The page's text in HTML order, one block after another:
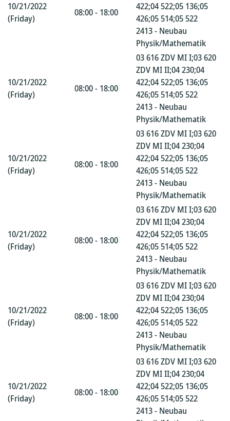
10/21/2022
(Friday)
08:00 - 18:00
422;04 522;05 136;05
426;05 514;05 522
2413 - Neubau
Physik/Mathematik
10/21/2022
(Friday)
08:00 - 18:00
03 616 ZDV MI I;03 620
ZDV MI II;04 230;04
422;04 522;05 136;05
426;05 514;05 522
2413 - Neubau
Physik/Mathematik
10/21/2022
(Friday)
08:00 - 18:00
03 616 ZDV MI I;03 620
ZDV MI II;04 230;04
422;04 522;05 136;05
426;05 514;05 522
2413 - Neubau
Physik/Mathematik
10/21/2022
(Friday)
08:00 - 18:00
03 616 ZDV MI I;03 620
ZDV MI II;04 230;04
422;04 522;05 136;05
426;05 514;05 522
2413 - Neubau
Physik/Mathematik
10/21/2022
(Friday)
08:00 - 18:00
03 616 ZDV MI I;03 620
ZDV MI II;04 230;04
422;04 522;05 136;05
426;05 514;05 522
2413 - Neubau
Physik/Mathematik
10/21/2022
(Friday)
08:00 - 18:00
03 616 ZDV MI I;03 620
ZDV MI II;04 230;04
422;04 522;05 136;05
426;05 514;05 522
2413 - Neubau